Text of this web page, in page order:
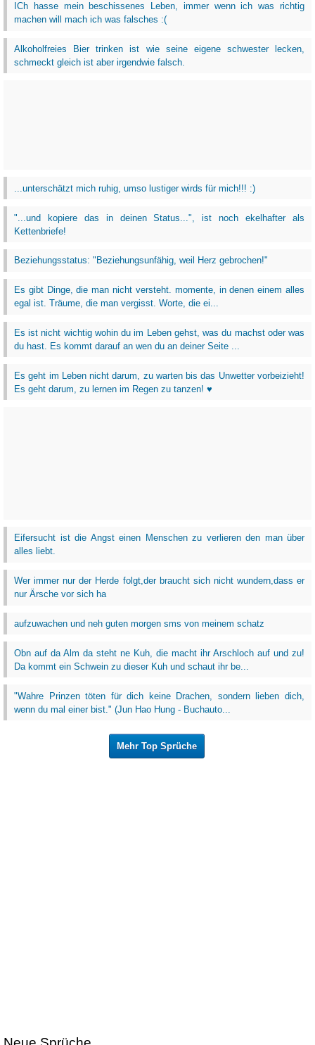
ICh hasse mein beschissenes Leben, immer wenn ich was richtig
machen will mach ich was falsches :(
Alkoholfreies Bier trinken ist wie seine eigene schwester lecken,
schmeckt gleich ist aber irgendwie falsch.
...unterschätzt mich ruhig, umso lustiger wirds für mich!!! :)
"...und kopiere das in deinen Status...", ist noch ekelhafter als
Kettenbriefe!
Beziehungsstatus: "Beziehungsunfähig, weil Herz gebrochen!"
Es gibt Dinge, die man nicht versteht. momente, in denen einem alles
egal ist. Träume, die man vergisst. Worte, die ei...
Es ist nicht wichtig wohin du im Leben gehst, was du machst oder was
du hast. Es kommt darauf an wen du an deiner Seite ...
Es geht im Leben nicht darum, zu warten bis das Unwetter vorbeizieht!
Es geht darum, zu lernen im Regen zu tanzen! ♥
Eifersucht ist die Angst einen Menschen zu verlieren den man über
alles liebt.
Wer immer nur der Herde folgt,der braucht sich nicht wundern,dass er
nur Ärsche vor sich ha
aufzuwachen und neh guten morgen sms von meinem schatz
Obn auf da Alm da steht ne Kuh, die macht ihr Arschloch auf und zu!
Da kommt ein Schwein zu dieser Kuh und schaut ihr be...
‎"Wahre Prinzen töten für dich keine Drachen, sondern lieben dich,
wenn du mal einer bist." (Jun Hao Hung - Buchauto...
Mehr Top Sprüche